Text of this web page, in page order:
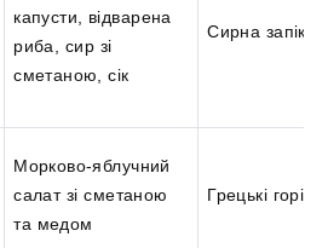
капусти, відварена
риба, сир зі
сметаною, сік
Сирна
Морково-яблучний
салат зі сметаною
та медом
Грецькі горіхи